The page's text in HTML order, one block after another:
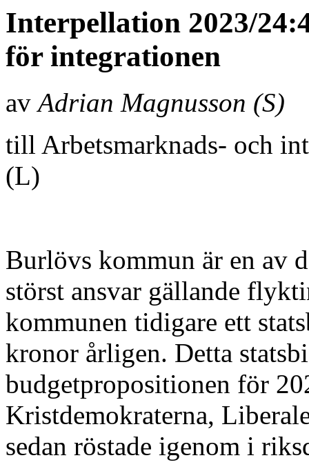
Interpellation 2023/
för integrationen
avAdrian Magnusson (S)
till Arbetsmarknads- och
(L)
Burlövs kommun är en av
störst ansvar gällande
kommunen tidigare ett
kronor årligen. Detta
budgetpropositionen för
Kristdemokraterna,
sedan röstade igenom i